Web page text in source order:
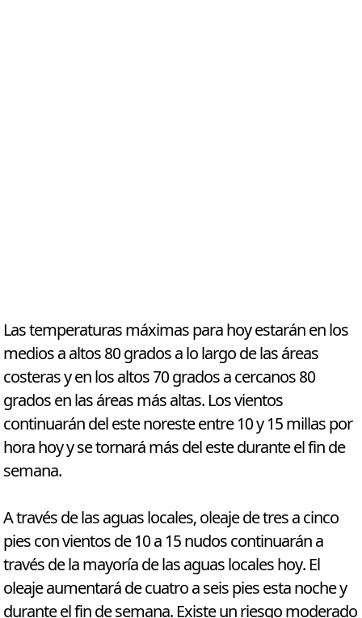
Las temperaturas máximas para hoy estarán en los
medios a altos 80 grados a lo largo de las áreas
costeras y en los altos 70 grados a cercanos 80
grados en las áreas más altas. Los vientos
continuarán del este noreste entre 10 y 15 millas por
hora hoy y se tornará más del este durante el fin de
semana.
A través de las aguas locales, oleaje de tres a cinco
pies con vientos de 10 a 15 nudos continuarán a
través de la mayoría de las aguas locales hoy. El
oleaje aumentará de cuatro a seis pies esta noche y
durante el fin de semana. Existe un riesgo moderado